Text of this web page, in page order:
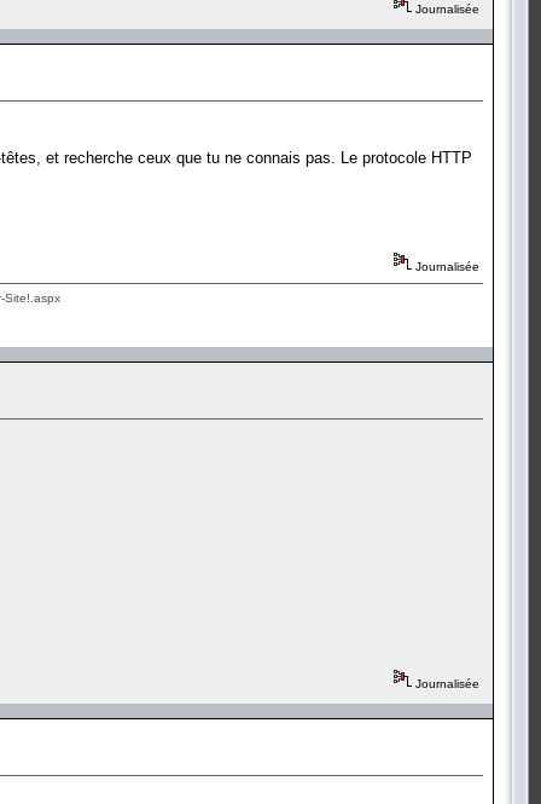
Journalisée
et recherche ceux que tu ne connais pas. Le protocole HTTP
Journalisée
Site!.aspx
Journalisée